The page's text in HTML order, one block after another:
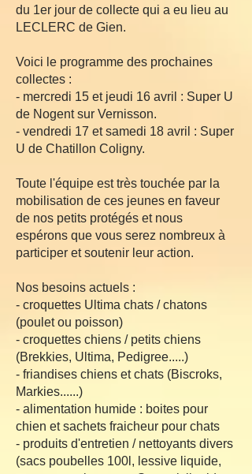
du 1er jour de collecte qui a eu lieu au
LECLERC de Gien.
Voici le programme des prochaines
collectes :
- mercredi 15 et jeudi 16 avril : Super U
de Nogent sur Vernisson.
- vendredi 17 et samedi 18 avril : Super
U de Chatillon Coligny.
Toute l'équipe est très touchée par la
mobilisation de ces jeunes en faveur
de nos petits protégés et nous
espérons que vous serez nombreux à
participer et soutenir leur action.
Nos besoins actuels :
- croquettes Ultima chats / chatons
(poulet ou poisson)
- croquettes chiens / petits chiens
(Brekkies, Ultima, Pedigree.....)
- friandises chiens et chats (Biscroks,
Markies......)
- alimentation humide : boites pour
chien et sachets fraicheur pour chats
- produits d'entretien / nettoyants divers
(sacs poubelles 100l, lessive liquide,